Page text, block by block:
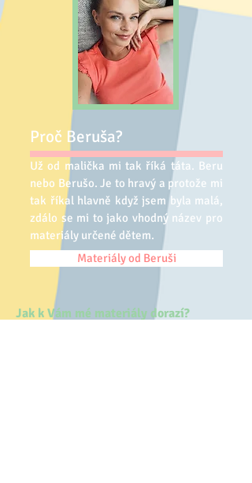
Proč Beruša?
Už od malička mi tak říká táta. Beru
nebo Berušo. Je to hravý a protože mi
tak říkal hlavně když jsem byla malá,
zdálo se mi to jako vhodný název pro
materiály určené dětem.
Materiály od Beruši
Jak k Vám mé materiály dorazí?